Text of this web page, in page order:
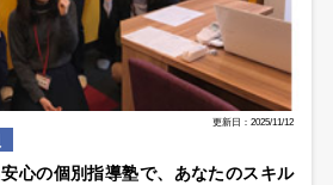
更新日：2025/11/12
心の個別指導塾で、あなたのスキル